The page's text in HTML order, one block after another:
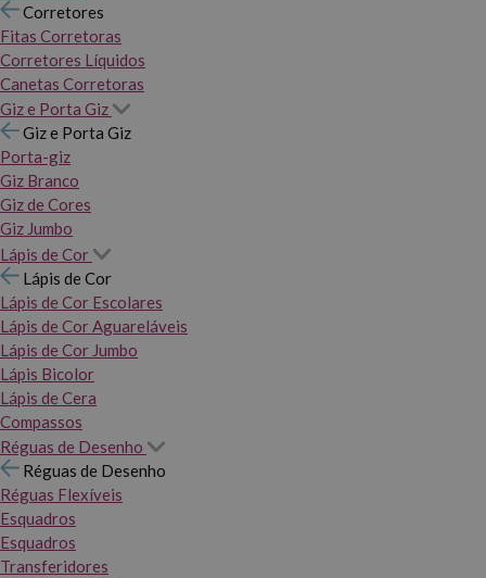
Corretores
Fitas Corretoras
Corretores Líquidos
Canetas Corretoras
Giz e Porta Giz
Giz e Porta Giz
Porta-giz
Giz Branco
Giz de Cores
Giz Jumbo
Lápis de Cor
Lápis de Cor
Lápis de Cor Escolares
Lápis de Cor Aguareláveis
Lápis de Cor Jumbo
Lápis Bicolor
Lápis de Cera
Compassos
Réguas de Desenho
Réguas de Desenho
Réguas Flexíveis
Esquadros
Esquadros
Transferidores